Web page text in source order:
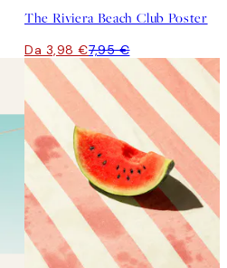
The Riviera Beach Club Poster
Da 3,98 €7,95 €